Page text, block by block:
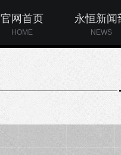
官网首页
HOME
永恒新闻
NEWS